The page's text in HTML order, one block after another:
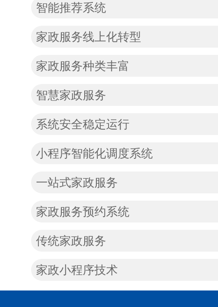
智能推荐系统
家政服务线上化转型
家政服务种类丰富
智慧家政服务
系统安全稳定运行
小程序智能化调度系统
一站式家政服务
家政服务预约系统
传统家政服务
家政小程序技术